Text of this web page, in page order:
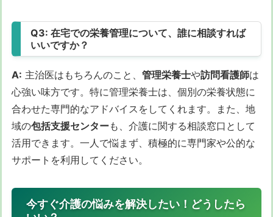
Q3: 在宅での栄養管理について、誰に相談すれば
いいですか？
A: 主治医はもちろんのこと、 管理栄養士や訪問看護師は
心強い味方です。特に管理栄養士は、個別の栄養状態に
合わせた専門的なアドバイスをしてくれます。また、地
域の包括支援センターも、介護に関する相談窓口として
活用できます。一人で悩まず、積極的に専門家や公的な
サポートを利用してください。
今すぐ介護の悩みを解決したい！どうしたら